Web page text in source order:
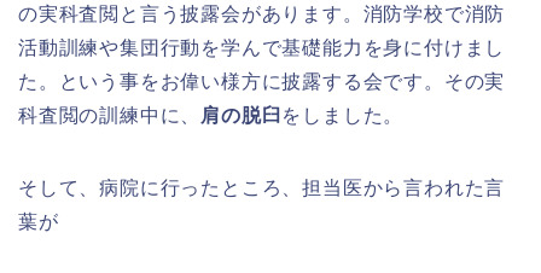
の実科査閲と言う披露会があります。消防学校で消防
活動訓練や集団行動を学んで基礎能力を身に付けまし
た。という事をお偉い様方に披露する会です。その実
科査閲の訓練中に、
肩の脱臼 をしました。
そして、病院に行ったところ、担当医から言われた言
葉が